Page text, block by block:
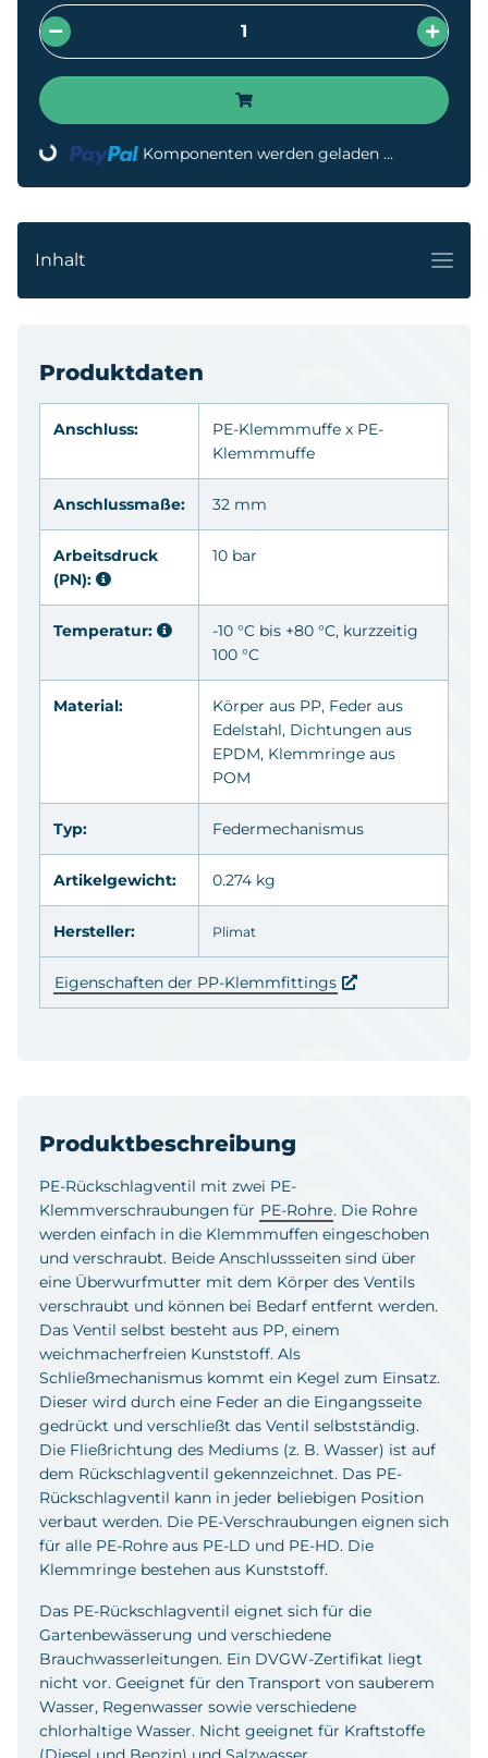
Komponenten werden geladen ...
Inhalt
Produktbeschreibung
PE-Rückschlagventil mit zwei PE-
Klemmverschraubungen für PE-Rohre. Die Rohre
werden einfach in die Klemmmuffen eingeschoben
und verschraubt. Beide Anschlussseiten sind über
eine Überwurfmutter mit dem Körper des Ventils
verschraubt und können bei Bedarf entfernt werden.
Das Ventil selbst besteht aus PP, einem
weichmacherfreien Kunststoff. Als
Schließmechanismus kommt ein Kegel zum Einsatz.
Dieser wird durch eine Feder an die Eingangsseite
gedrückt und verschließt das Ventil selbstständig.
Die Fließrichtung des Mediums (z. B. Wasser) ist auf
dem Rückschlagventil gekennzeichnet. Das PE-
Rückschlagventil kann in jeder beliebigen Position
verbaut werden. Die PE-Verschraubungen eignen sich
für alle PE-Rohre aus PE-LD und PE-HD. Die
Klemmringe bestehen aus Kunststoff.
Das PE-Rückschlagventil eignet sich für die
Gartenbewässerung und verschiedene
Brauchwasserleitungen. Ein DVGW-Zertifikat liegt
nicht vor. Geeignet für den Transport von sauberem
Wasser, Regenwasser sowie verschiedene
chlorhaltige Wasser. Nicht geeignet für Kraftstoffe
Produktdaten
Anschluss:
PE-Klemmmuffe x PE-
Klemmmuffe
Anschlussmaße: 32 mm
Arbeitsdruck
(PN):
10 bar
Temperatur:
-10 °C bis +80 °C, kurzzeitig
100 °C
Material: Körper aus PP, Feder aus
Edelstahl, Dichtungen aus
EPDM, Klemmringe aus
POM
Typ: Federmechanismus
Artikelgewicht: 0.274 kg
Hersteller: Plimat
Eigenschaften der PP-Klemmfittings